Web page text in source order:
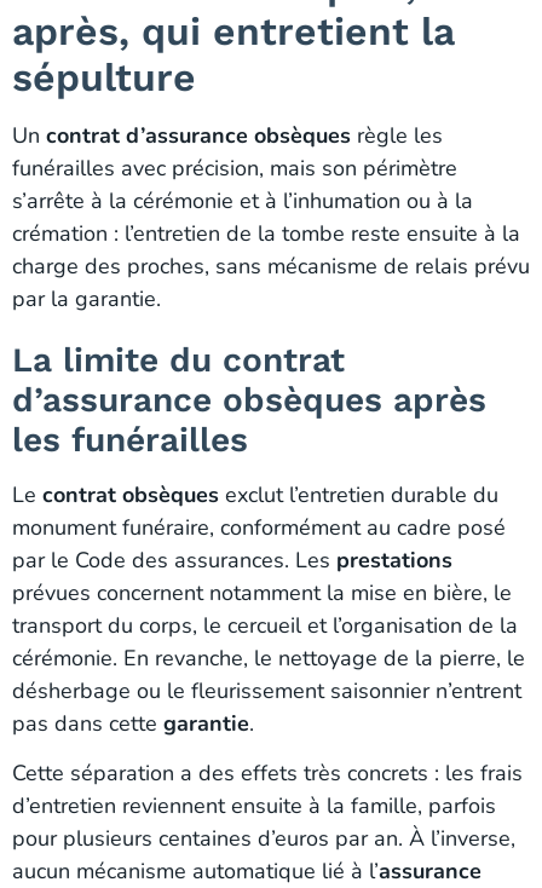
après, qui entretient la
sépulture
Un contrat d’assurance obsèques règle les
funérailles avec précision, mais son périmètre
s’arrête à la cérémonie et à l’inhumation ou à la
crémation : l’entretien de la tombe reste ensuite à la
charge des proches, sans mécanisme de relais prévu
par la garantie.
La limite du contrat
d’assurance obsèques après
les funérailles
Le contrat obsèques exclut l’entretien durable du
monument funéraire, conformément au cadre posé
par le Code des assurances. Les prestations
prévues concernent notamment la mise en bière, le
transport du corps, le cercueil et l’organisation de la
cérémonie. En revanche, le nettoyage de la pierre, le
désherbage ou le fleurissement saisonnier n’entrent
pas dans cette garantie.
Cette séparation a des effets très concrets : les frais
d’entretien reviennent ensuite à la famille, parfois
pour plusieurs centaines d’euros par an. À l’inverse,
aucun mécanisme automatique lié à l’assurance